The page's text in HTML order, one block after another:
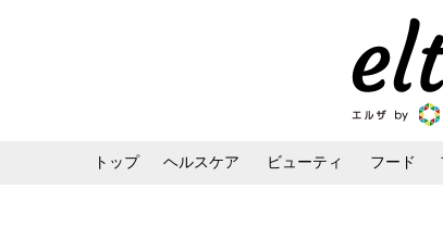
トップ ヘルスケア ビューティ フード